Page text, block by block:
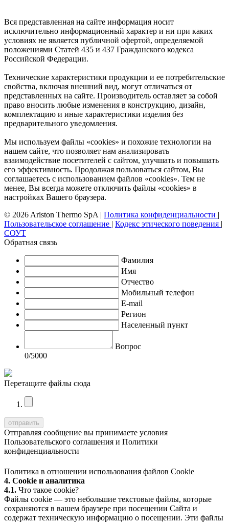
Вся представленная на сайте информация носит
исключительно информационный характер и ни при каких
условиях не является публичной офертой, определяемой
положениями Статей 435 и 437 Гражданского кодекса
Российской Федерации.
Технические характеристики продукции и ее потребительские
свойства, включая внешний вид, могут отличаться от
представленных на сайте. Производитель оставляет за собой
право вносить любые изменения в конструкцию, дизайн,
комплектацию и иные характеристики изделия без
предварительного уведомления.
Мы используем файлы «cookies» и похожие технологии на
нашем сайте, что позволяет нам анализировать
взаимодействие посетителей с сайтом, улучшать и повышать
его эффективность. Продолжая пользоваться сайтом, Вы
соглашаетесь с использованием файлов «cookies». Тем не
менее, Вы всегда можете отключить файлы «cookies» в
настройках Вашего браузера.
© 2026 Ariston Thermo SpA | Политика конфиденциальности |
Пользовательское соглашение | Кодекс этического поведения |
СОУТ
Обратная связь
Фамилия
Имя
Отчество
Мобильный телефон
E-mail
Регион
Населенный пункт
Вопрос
0/5000
Перетащите файлы сюда
Отправляя сообщение вы принимаете условия
Пользовательского соглашения и Политики
конфиденциальности
Политика в отношении использования файлов Cookie
4. Cookie и аналитика
4.1. Что такое cookie?
Файлы cookie — это небольшие текстовые файлы, которые
сохраняются в вашем браузере при посещении Сайта и
содержат техническую информацию о посещении. Эти файлы